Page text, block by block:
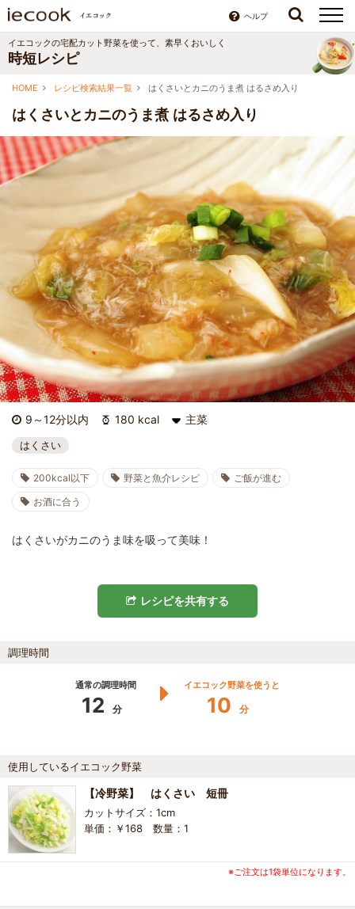
ヘルプ
イエコックの宅配カット野菜を使って、素早くおいしく
時短レシピ
HOME レシピ検索結果一覧 はくさいとカニのうま煮 はるさめ入り
はくさいとカニのうま煮 はるさめ入り
9～12分以内 180 kcal 主菜
はくさい
200kcal以下 野菜と魚介レシピ
ご飯が進む
お酒に合う
はくさいがカニのうま味を吸って美味！
レシピを共有する
調理時間
通常の調理時間
12 分
イエコック野菜を使うと
10 分
使用しているイエコック野菜
【冷野菜】 はくさい 短冊
カットサイズ：1cm
単価：￥168 数量：1
※ご注文は1袋単位になります。